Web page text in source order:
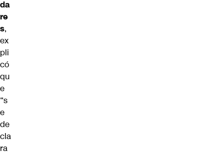
da
re
s,
ex
pli
có
qu
e
“s
e
de
cla
ra